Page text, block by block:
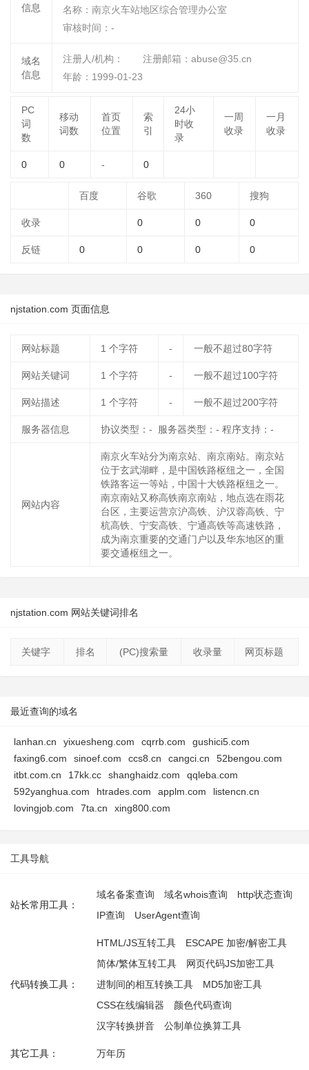
信息
名称： 南京火车站地区综合管理办公室
审核时间： -
域名
信息
注册人/机构：
注册邮箱：abuse@35.cn
年龄：1999-01-23
PC
词
数
移动
词数
首页
位置
索
引
24小
时收
录
一周
收录
一月
收录
0 0 - 0
百度 谷歌 360 搜狗
收录 0 0 0
反链 0 0 0 0
njstation.com 页面信息
网站标题 1 个字符 - 一般不超过80字符
网站关键词 1 个字符 - 一般不超过100字符
网站描述 1 个字符 - 一般不超过200字符
服务器信息 协议类型：- 服务器类型：- 程序支持：-
网站内容
南京火车站分为南京站、南京南站。南京站
位于玄武湖畔，是中国铁路枢纽之一，全国
铁路客运一等站，中国十大铁路枢纽之一。
南京南站又称高铁南京南站，地点选在雨花
台区，主要运营京沪高铁、沪汉蓉高铁、宁
杭高铁、宁安高铁、宁通高铁等高速铁路，
成为南京重要的交通门户以及华东地区的重
要交通枢纽之一。
njstation.com 网站关键词排名
关键字 排名 (PC)搜索量 收录量 网页标题
最近查询的域名
lanhan.cn yixuesheng.com cqrrb.com
gushici5.com
faxing6.com
sinoef.com ccs8.cn cangci.cn
52bengou.com
itbt.com.cn
17kk.cc shanghaidz.com
qqleba.com
592yanghua.com
htrades.com applm.com
listencn.cn
lovingjob.com
7ta.cn xing800.com
工具导航
站长常用工具：
域名备案查询 域名whois查询
http状态查询
IP查询
UserAgent查询
代码转换工具：
HTML/JS互转工具
ESCAPE 加密/解密工具
简体/繁体互转工具
网页代码JS加密工具
进制间的相互转换工具
MD5加密工具
CSS在线编辑器
颜色代码查询
汉字转换拼音
公制单位换算工具
其它工具： 万年历